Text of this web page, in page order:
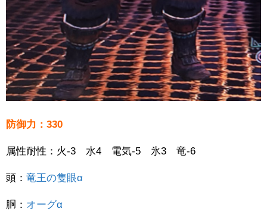
防御力：330
属性耐性：火-3 水4 電気-5 氷3 竜-6
頭： 竜王の隻眼α
胴： オーグα